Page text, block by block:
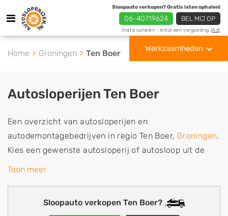
Sloopauto verkopen? Gratis laten ophalen!
06-40719624 BEL MIJ OP
Gratis ophalen - Altijd een vergoeding [Ad]
Werkzaamheden
Home Groningen Ten Boer
Sloopauto verkopen Ten Boer?
Autosloperijen Ten Boer
Een overzicht van autosloperijen en
autodemontagebedrijven in regio Ten Boer, Groningen.
Kies een gewenste autosloperij of autosloop uit de
lijst die gespecialiseerd is in de verkoop van
de inkoop van sloopauto's, schadeauto's en
tweedehands auto's (ook zonder apk keuring). Wilt u
Toon meer